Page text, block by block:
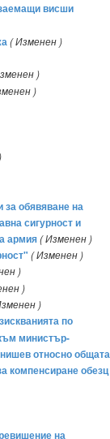
висши
( Изменен )
)
)
за обявяване на
сигурност и
армия( Изменен )
( Изменен )
)
)
)
по
министър-
относно общата
компенсиране обезц
на